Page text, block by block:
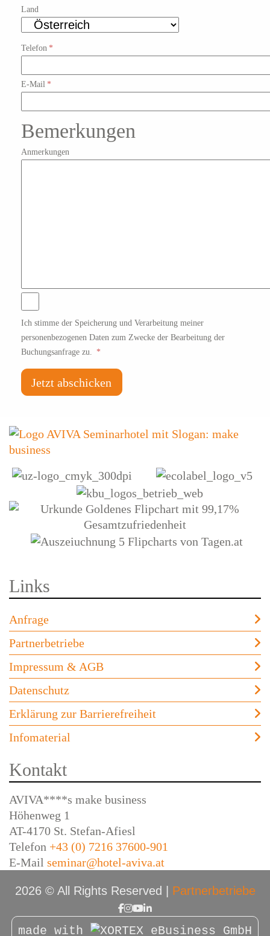
Land
Telefon *
E-Mail *
Bemerkungen
Anmerkungen
Ich stimme der Speicherung und Verarbeitung meiner
personenbezogenen Daten zum Zwecke der Bearbeitung der
Buchungsanfrage zu. *
Jetzt abschicken
Links
Anfrage
Partnerbetriebe
Impressum & AGB
Datenschutz
Erklärung zur Barrierefreiheit
Infomaterial
Kontakt
AVIVA****s make business
Höhenweg 1
AT-4170 St. Stefan-Afiesl
Telefon +43 (0) 7216 37600-901
E-Mail seminar@hotel-aviva.at
2026 © All Rights Reserved Partnerbetriebe
made with